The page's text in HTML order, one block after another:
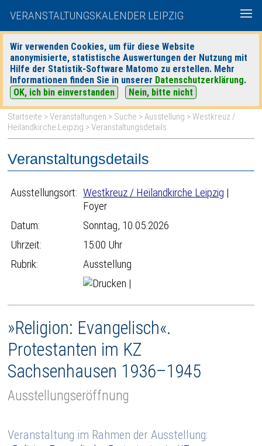
VERANSTALTUNGSKALENDER LEIPZIG
Wir verwenden Cookies, um für diese Website
anonymisierte, statistische Auswertungen der Nutzung mit
Hilfe der Statistik-Software Matomo zu erstellen. Mehr
Informationen finden Sie in unserer Datenschutzerklärung.
OK, ich bin einverstanden
Nein, bitte nicht
heute|morgen| Detaillierte Suche
Startseite >Veranstaltungen > Suche >Ausstellung >Westkreuz /
Heilandkirche Leipzig > Veranstaltungsdetails
Veranstaltungsdetails
Ausstellungsort: Westkreuz / Heilandkirche Leipzig |
Foyer
Datum:
Sonntag, 10.05.2026
Uhrzeit:
15:00 Uhr
Rubrik:
Ausstellung
|
»Religion: Evangelisch«.
Protestanten im KZ
Sachsenhausen 1936–1945
Ausstellungseröffnung
Veranstaltung im Rahmen der Ausstellung: